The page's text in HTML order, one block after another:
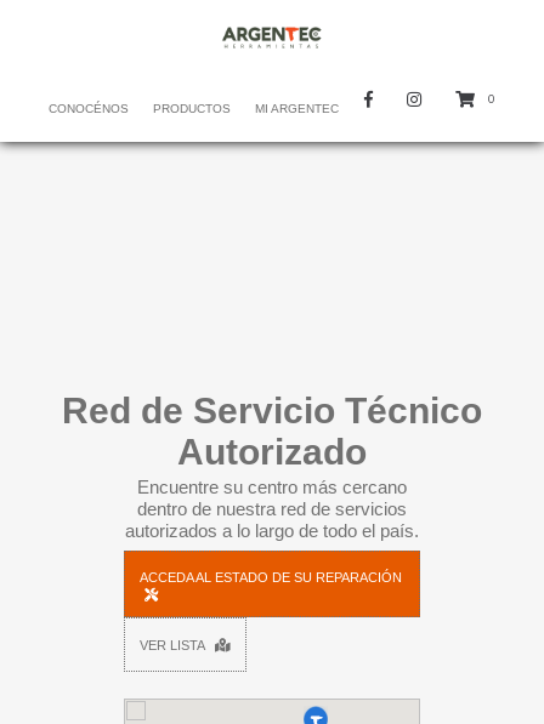
CONOCÉNOS PRODUCTOS MI ARGENTEC
0
Red de Servicio Técnico
Autorizado
Encuentre su centro más cercano
dentro de nuestra red de servicios
autorizados a lo largo de todo el país.
ACCEDA AL ESTADO DE SU REPARACIÓN
VER LISTA